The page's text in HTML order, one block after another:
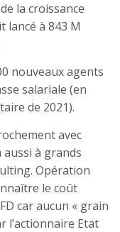
la croissance
lancé à 843 M
nouveaux agents
salariale (en
de 2021).
avec
aussi à grands
Opération
le coût
car aucun « grain
l’actionnaire Etat